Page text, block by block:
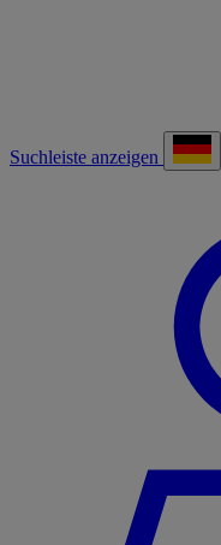
Suchleiste anzeigen